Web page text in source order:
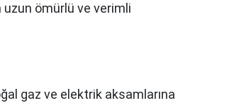
ömürlü ve verimli
gaz ve elektrik aksamlarına